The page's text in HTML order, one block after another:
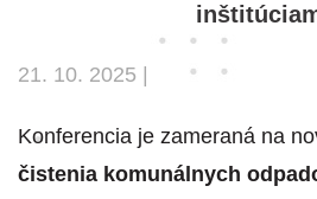
21. 10. 2025 |
Konferencia je zameraná na
čistenia komunálnych